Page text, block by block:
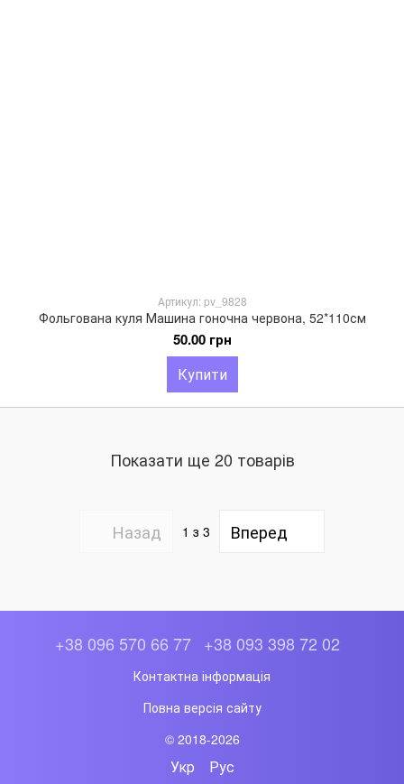
Артикул: pv_9828
Фольгована куля Машина гоночна червона, 52*110см
50.00 грн
Купити
Показати ще 20 товарів
Назад 1 з 3 Вперед
+38 096 570 66 77 +38 093 398 72 02
Контактна інформація
Повна версія сайту
© 2018-2026
Укр Рус